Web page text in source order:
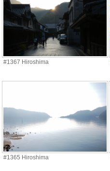
#1367 Hiroshima
#1365 Hiroshima